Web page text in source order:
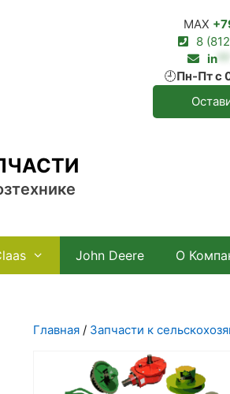
MAX
8
in **
🕘Пн-Пт с
John Deere О
Главная / Запчасти к